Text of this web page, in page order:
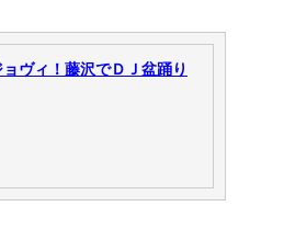
ヴィ！藤沢でＤＪ盆踊り